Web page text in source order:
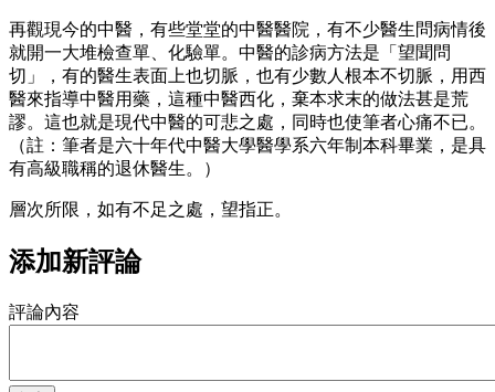
再觀現今的中醫，有些堂堂的中醫醫院，有不少醫生問病情後
就開一大堆檢查單、化驗單。中醫的診病方法是「望聞問
切」，有的醫生表面上也切脈，也有少數人根本不切脈，用西
醫來指導中醫用藥，這種中醫西化，棄本求末的做法甚是荒
謬。這也就是現代中醫的可悲之處，同時也使筆者心痛不已。
（註：筆者是六十年代中醫大學醫學系六年制本科畢業，是具
有高級職稱的退休醫生。）
層次所限，如有不足之處，望指正。
添加新評論
評論內容